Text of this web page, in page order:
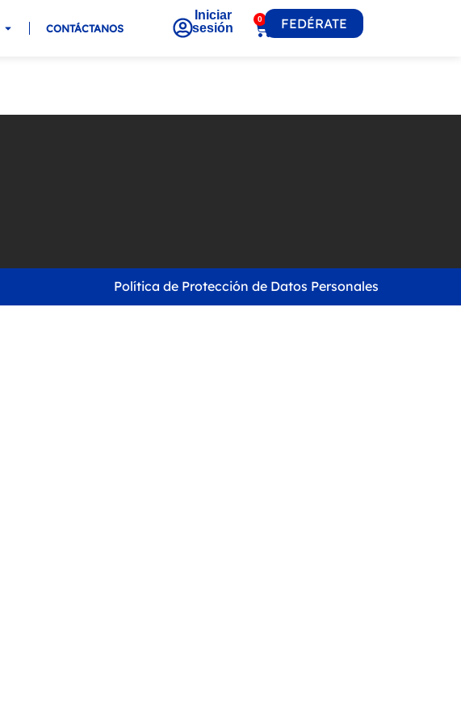
CONTÁCTANOS
Iniciar
sesión
0 FEDÉRATE
Política de Protección de Datos Personales